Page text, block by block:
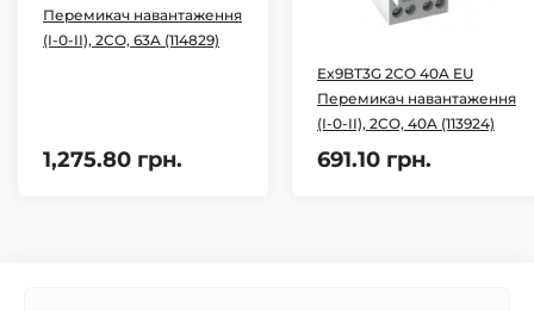
Перемикач навантаження
(I-0-II), 2CO, 63A (114829)
1,275.80 грн.
Ex9BT3G 2CO 40A EU
Перемикач навантаження
(I-0-II), 2CO, 40A (113924)
691.10 грн.